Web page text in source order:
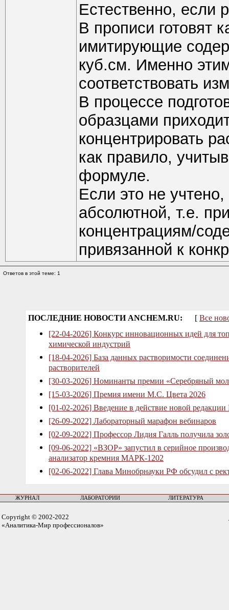
Естественно, если
В прописи готовят
имитирующие
куб.см. Именно
соответствовать
В процессе
образцами
концентрировать
как правило,
формуле.
Если это не
абсолютной, т.е.
концентрациям/
привязанной к
Ответов в этой теме: 1
ПОСЛЕДНИЕ НОВОСТИ ANCHEM.RU: [ Все
[22-04-2026] Конкурс инновационных идей для
химической индустрий
[18-04-2026] База данных растворимости
растворителей
[30-03-2026] Номинанты премии «Серебряный
[15-03-2026] Премия имени М.С. Цвета 2026
[01-02-2026] Введение в действие новой
[26-09-2022] Лабораторный марафон вебинаров
[02-09-2022] Профессор Лидия Галль получила
[09-06-2022] «ВЗОР» запустил в серийное
анализатор кремния МАРК-1202
[02-06-2022] Глава Минобрнауки РФ обсудил с
ЖУРНАЛ ЛАБОРАТОРИИ ЛИТЕРАТУРА
Copyright © 2002-2022
«Аналитика-Мир профессионалов»